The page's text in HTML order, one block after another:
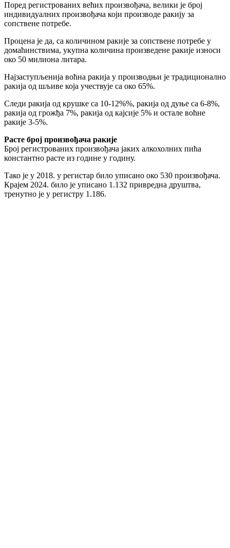
Поред регистрованих већих произвођача, велики је број
индивидуалних произвођача који производе ракију за
сопствене потребе.
Процена је да, са количином ракије за сопствене потребе у
домаћинствима, укупна количина произведене ракије износи
око 50 милиона литара.
Најзаступљенија воћна ракија у производњи је традиционално
ракија од шљиве која учествује са око 65%.
Следи ракија од крушке са 10-12%%, ракија од дуње са 6-8%,
ракија од грожђа 7%, ракија од кајсије 5% и остале воћне
ракије 3-5%.
Расте број произвођача ракије
Број регистрованих произвођача јаких алкохолних пића
константно расте из године у годину.
Тако је у 2018. у регистар било уписано око 530 произвођача.
Крајем 2024. било је уписано 1.132 привредна друштва,
тренутно је у регистру 1.186.